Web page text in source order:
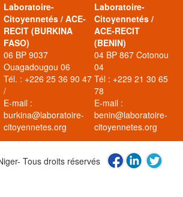
Laboratoire-
Citoyennetés / ACE-
RECIT (BURKINA
FASO)
06 BP 9037
Ouagadougou 06
Tél. : +226 25 36 90 47
/
E-mail :
burkina@laboratoire-
citoyennetes.org
Laboratoire-
Citoyennetés /
ACE-RECIT
(BENIN)
04 BP 867 Cotonou
04
Tél : +229 21 30 65
78
E-mail :
benin@laboratoire-
citoyennetes.org
Tous droits réservés